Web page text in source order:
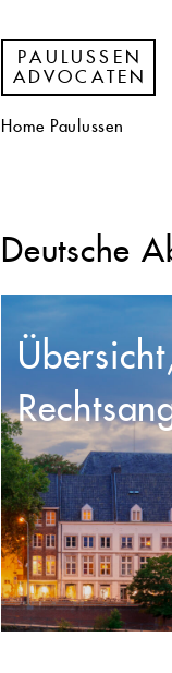
PAULUSSEN
ADVOCATEN
Home Paulussen
Deutsche